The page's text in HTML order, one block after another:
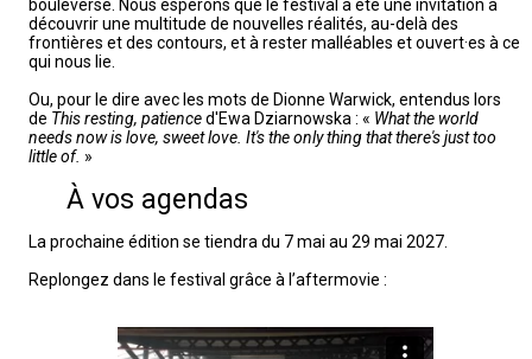
bouleversé. Nous espérons que le festival a été une invitation à
découvrir une multitude de nouvelles réalités, au-delà des
frontières et des contours, et à rester malléables et ouvert·es à ce
qui nous lie.
Ou, pour le dire avec les mots de Dionne Warwick, entendus lors
de This resting, patienced'Ewa Dziarnowska : « What the world
needs now is love, sweet love. It's the only thing that there's just too
little of. »
À vos agendas
La prochaine édition se tiendra du 7 mai au 29 mai 2027.
Replongez dans le festival grâce à l’aftermovie :